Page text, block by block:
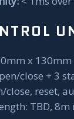
x 130mm
close + 3
close, reset,
TBD,